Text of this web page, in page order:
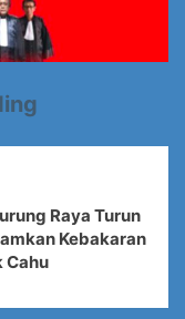
Raya Turun
Kebakaran
Cahu